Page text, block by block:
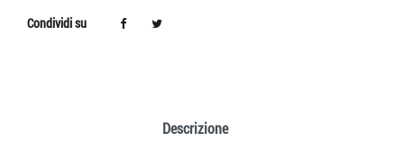
Condividi su
Descrizione